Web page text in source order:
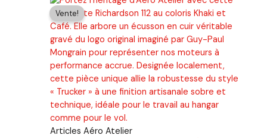
était :
$39.99.
est :
$34.95.
Vente!
Articles Aéro Atelier